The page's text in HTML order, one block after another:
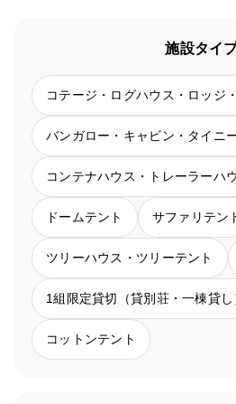
施設タイ
コテージ・ログハウス・ロッジ
バンガロー・キャビン・タイニ
コンテナハウス・トレーラーハ
ドームテント サファリテン
ツリーハウス・ツリーテント
1組限定貸切（貸別荘・一棟貸し
コットンテント